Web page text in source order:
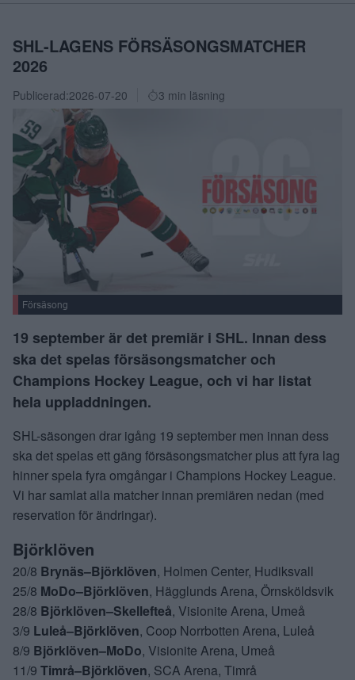
SHL-LAGENS FÖRSÄSONGSMATCHER
2026
Publicerad:2026-07-20 3 min läsning
Försäsong
19 september är det premiär i SHL. Innan dess
ska det spelas försäsongsmatcher och
Champions Hockey League, och vi har listat
hela uppladdningen.
SHL-säsongen drar igång 19 september men innan dess
ska det spelas ett gäng försäsongsmatcher plus att fyra lag
hinner spela fyra omgångar i Champions Hockey League.
Vi har samlat alla matcher innan premiären nedan (med
reservation för ändringar).
Björklöven
20/8 Brynäs–Björklöven, Holmen Center, Hudiksvall
25/8 MoDo–Björklöven, Hägglunds Arena, Örnsköldsvik
28/8 Björklöven–Skellefteå, Visionite Arena, Umeå
3/9 Luleå–Björklöven, Coop Norrbotten Arena, Luleå
8/9 Björklöven–MoDo, Visionite Arena, Umeå
11/9 Timrå–Björklöven, SCA Arena, Timrå